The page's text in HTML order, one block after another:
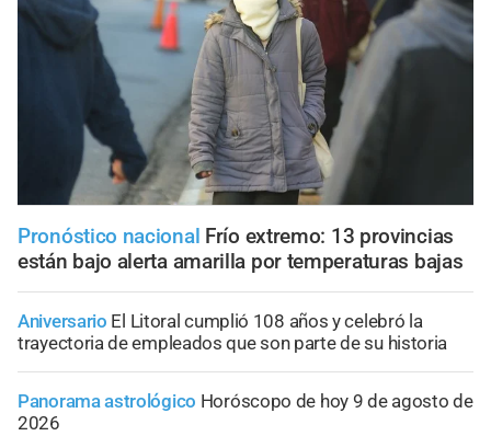
Pronóstico nacional Frío extremo: 13 provincias
están bajo alerta amarilla por temperaturas bajas
Aniversario El Litoral cumplió 108 años y celebró la
trayectoria de empleados que son parte de su historia
Panorama astrológico Horóscopo de hoy 9 de agosto de
2026